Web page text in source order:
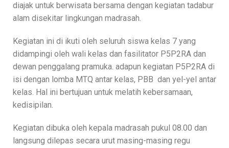
diajak untuk berwisata bersama dengan kegiatan tadabur
alam disekitar lingkungan madrasah.
Kegiatan ini di ikuti oleh seluruh siswa kelas 7 yang
didampingi oleh wali kelas dan fasilitator P5P2RA dan
dewan penggalang pramuka. adapun kegiatan P5P2RA di
isi dengan lomba MTQ antar kelas, PBB dan yel-yel antar
kelas. Hal ini bertujuan untuk melatih kebersamaan,
kedisipilan.
Kegiatan dibuka oleh kepala madrasah pukul 08.00 dan
langsung dilepas secara urut masing-masing regu